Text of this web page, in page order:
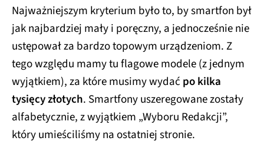
Najważniejszym kryterium było to, by smartfon był
jak najbardziej mały i poręczny, a jednocześnie nie
ustępował za bardzo topowym urządzeniom. Z
tego względu mamy tu flagowe modele (z jednym
wyjątkiem), za które musimy wydać po kilka
tysięcy złotych. Smartfony uszeregowane zostały
alfabetycznie, z wyjątkiem „Wyboru Redakcji”,
który umieściliśmy na ostatniej stronie.